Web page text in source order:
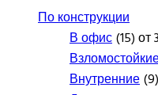
По конструкции
В офис(15) от
Внутренние